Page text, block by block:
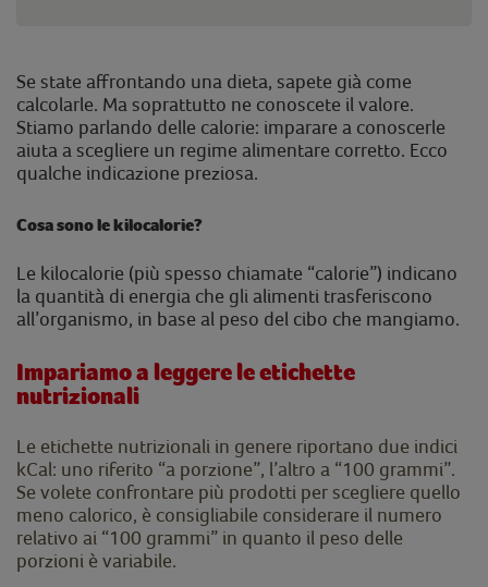
Se state affrontando una dieta, sapete già come
calcolarle. Ma soprattutto ne conoscete il valore.
Stiamo parlando delle calorie: imparare a conoscerle
aiuta a scegliere un regime alimentare corretto. Ecco
qualche indicazione preziosa.
Cosa sono le kilocalorie?
Le kilocalorie (più spesso chiamate “calorie”) indicano
la quantità di energia che gli alimenti trasferiscono
all’organismo, in base al peso del cibo che mangiamo.
Impariamo a leggere le etichette
nutrizionali
Le etichette nutrizionali in genere riportano due indici
kCal: uno riferito “a porzione”, l’altro a “100 grammi”.
Se volete confrontare più prodotti per scegliere quello
meno calorico, è consigliabile considerare il numero
relativo ai “100 grammi” in quanto il peso delle
porzioni è variabile.